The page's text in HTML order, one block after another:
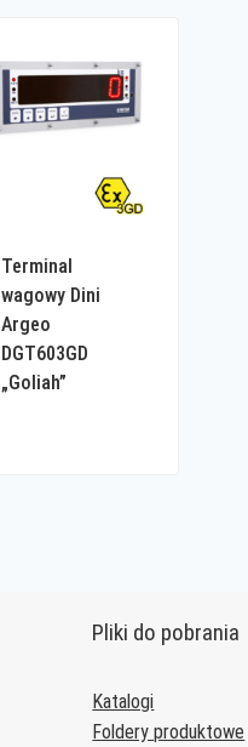
Terminal
wagowy Dini
Argeo
DGT603GD
„Goliah”
Pliki do pobrania
Katalogi
Foldery produktowe